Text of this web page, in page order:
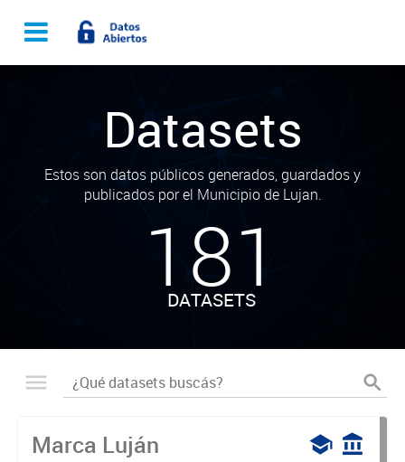
Datasets
Estos son datos públicos generados, guardados y
publicados por el Municipio de Lujan.
181
DATASETS
Marca Luján